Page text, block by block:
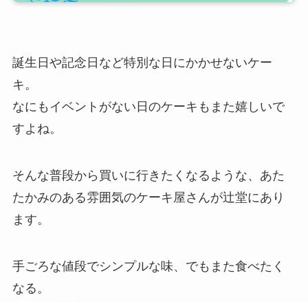
誕生日や記念日など特別な日にかかせないケー
キ。
なにもイベントがない日のケーキもまた嬉しいで
すよね。
そんな普段から買いに行きたくなるような、あた
たかみのある雰囲気のケーキ屋さんが辻堂にあり
ます。
手ごろな値段でシンプルな味、でもまた食べたく
なる。